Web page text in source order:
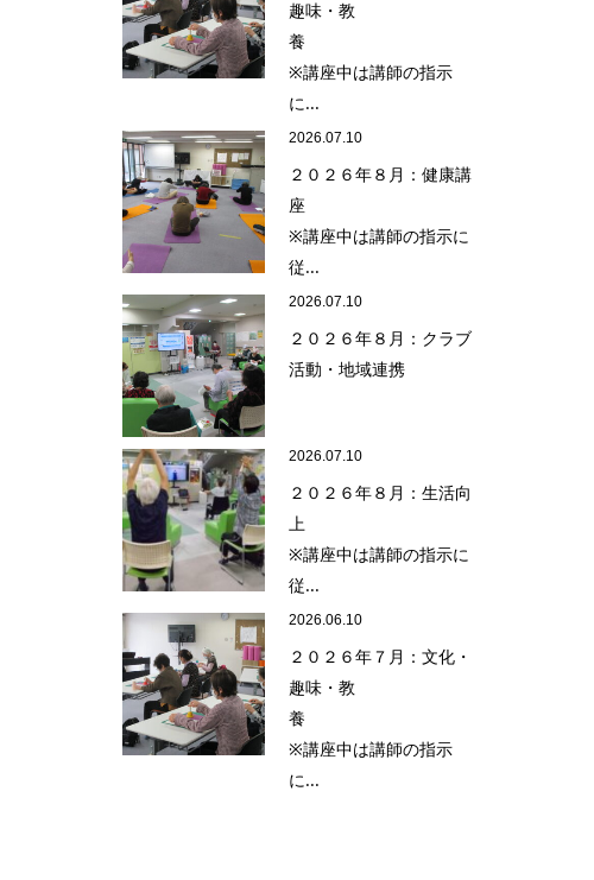
趣味・教
養
※講座中は講師の指示
に...
2026.07.10
２０２６年８月：健康講
座
※講座中は講師の指示に
従...
2026.07.10
２０２６年８月：クラブ
活動・地域連携
2026.07.10
２０２６年８月：生活向
上
※講座中は講師の指示に
従...
2026.06.10
２０２６年７月：文化・
趣味・教
養
※講座中は講師の指示
に...